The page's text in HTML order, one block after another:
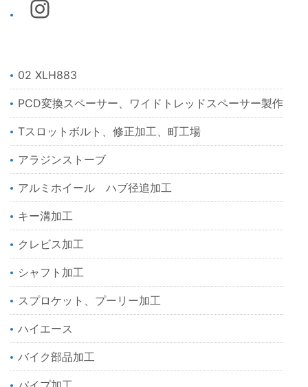
02 XLH883
PCD変換スペーサー、ワイドトレッドスペーサー製作
Tスロットボルト、修正加工、町工場
アラジンストーブ
アルミホイール ハブ径追加工
キー溝加工
クレビス加工
シャフト加工
スプロケット、プーリー加工
ハイエース
バイク部品加工